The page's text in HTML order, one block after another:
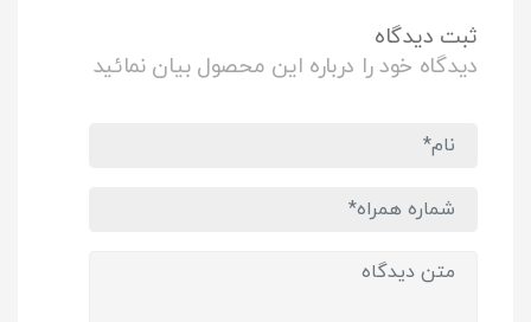
ثبت دیدگاه
دیدگاه خود را درباره این محصول بیان نمائید